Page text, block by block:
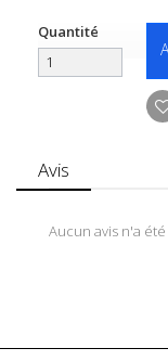
Quantité
Avis
Aucun avis n'a